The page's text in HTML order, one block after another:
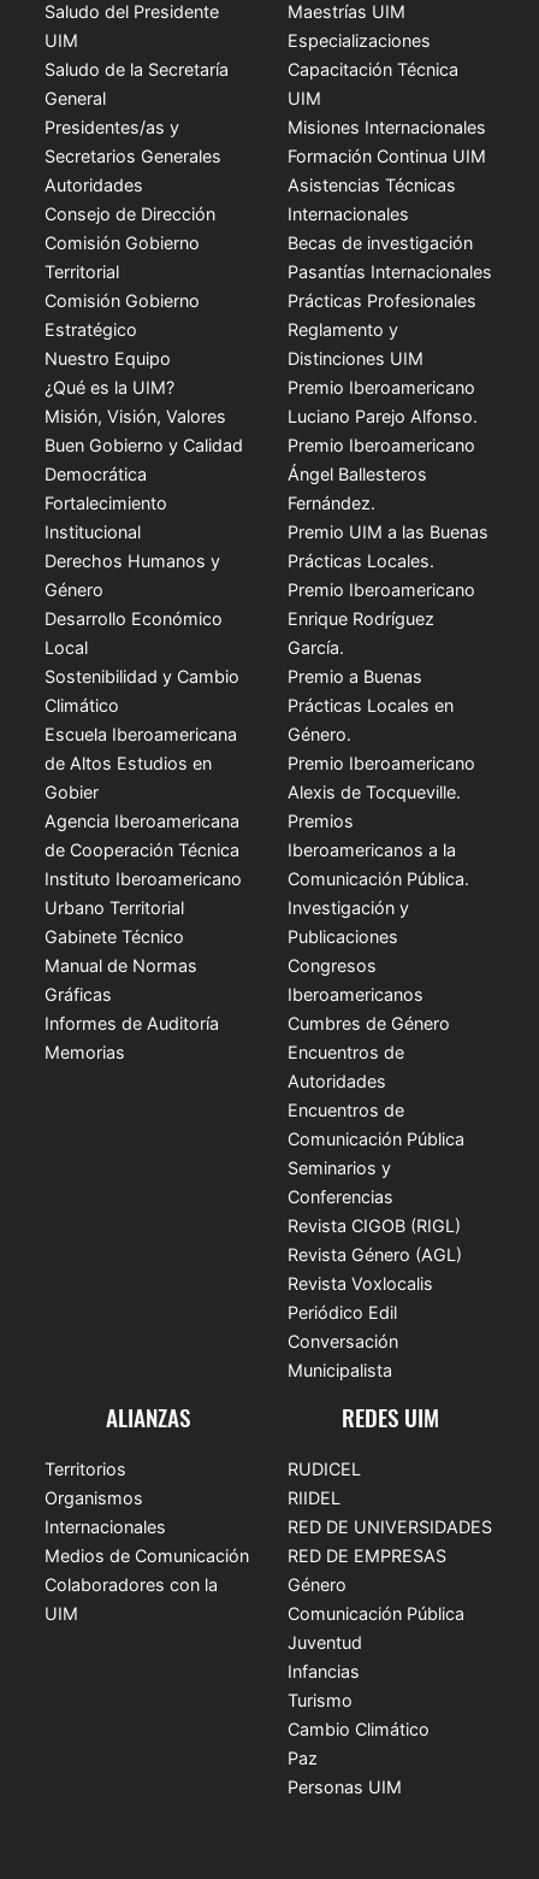
Saludo del Presidente
UIM
Saludo de la Secretaría
General
Presidentes/as y
Secretarios Generales
Autoridades
Consejo de Dirección
Comisión Gobierno
Territorial
Comisión Gobierno
Estratégico
Nuestro Equipo
¿Qué es la UIM?
Misión, Visión, Valores
Buen Gobierno y Calidad
Democrática
Fortalecimiento
Institucional
Derechos Humanos y
Género
Desarrollo Económico
Local
Sostenibilidad y Cambio
Climático
Escuela Iberoamericana
de Altos Estudios en
Gobier
Agencia Iberoamericana
de Cooperación Técnica
Instituto Iberoamericano
Urbano Territorial
Gabinete Técnico
Manual de Normas
Gráficas
Informes de Auditoría
Memorias
Maestrías UIM
Especializaciones
Capacitación Técnica
UIM
Misiones Internacionales
Formación Continua UIM
Asistencias Técnicas
Internacionales
Becas de investigación
Pasantías Internacionales
Prácticas Profesionales
Reglamento y
Distinciones UIM
Premio Iberoamericano
Luciano Parejo Alfonso.
Premio Iberoamericano
Ángel Ballesteros
Fernández.
Premio UIM a las Buenas
Prácticas Locales.
Premio Iberoamericano
Enrique Rodríguez
García.
Premio a Buenas
Prácticas Locales en
Género.
Premio Iberoamericano
Alexis de Tocqueville.
Premios
Iberoamericanos a la
Comunicación Pública.
Investigación y
Publicaciones
Congresos
Iberoamericanos
Cumbres de Género
Encuentros de
Autoridades
Encuentros de
Comunicación Pública
Seminarios y
Conferencias
Revista CIGOB (RIGL)
Revista Género (AGL)
Revista Voxlocalis
Periódico Edil
Conversación
Municipalista
ALIANZAS
Territorios
Organismos
Internacionales
Medios de Comunicación
Colaboradores con la
UIM
REDES UIM
RUDICEL
RIIDEL
RED DE UNIVERSIDADES
RED DE EMPRESAS
Género
Comunicación Pública
Juventud
Infancias
Turismo
Cambio Climático
Paz
Personas UIM